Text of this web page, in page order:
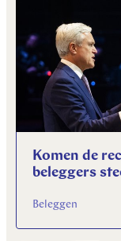
Komen de
beleggers
Beleggen